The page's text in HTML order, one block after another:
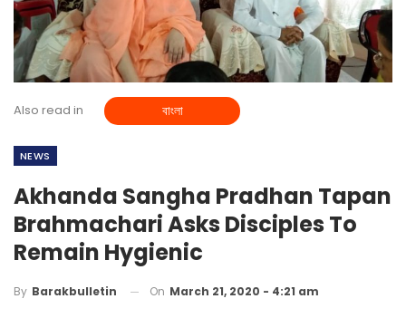
Also read in বাংলা
NEWS
Akhanda Sangha Pradhan Tapan
Brahmachari Asks Disciples To
Remain Hygienic
By Barakbulletin On March 21, 2020 - 4:21 am